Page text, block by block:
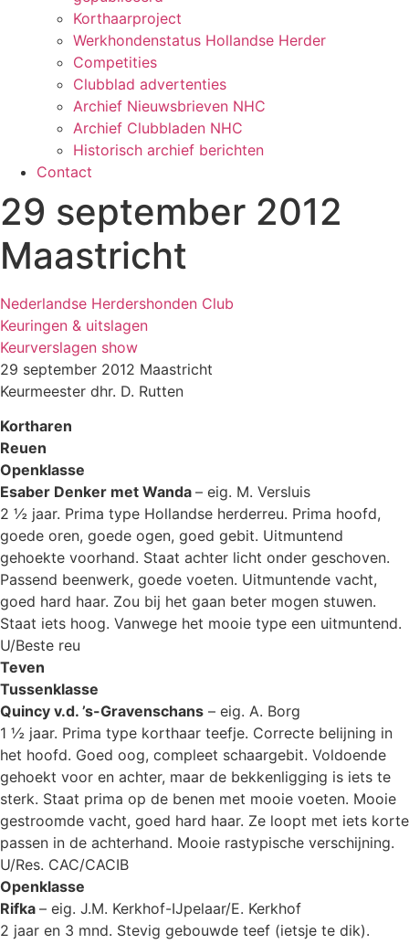
Korthaarproject
Werkhondenstatus Hollandse Herder
Competities
Clubblad advertenties
Archief Nieuwsbrieven NHC
Archief Clubbladen NHC
Historisch archief berichten
Contact
29 september 2012
Maastricht
Nederlandse Herdershonden Club
Keuringen & uitslagen
Keurverslagen show
29 september 2012 Maastricht
Keurmeester dhr. D. Rutten
Kortharen
Reuen
Openklasse
Esaber Denker met Wanda – eig. M. Versluis
2 ½ jaar. Prima type Hollandse herderreu. Prima hoofd,
goede oren, goede ogen, goed gebit. Uitmuntend
gehoekte voorhand. Staat achter licht onder geschoven.
Passend beenwerk, goede voeten. Uitmuntende vacht,
goed hard haar. Zou bij het gaan beter mogen stuwen.
Staat iets hoog. Vanwege het mooie type een uitmuntend.
U/Beste reu
Teven
Tussenklasse
Quincy v.d. ’s-Gravenschans – eig. A. Borg
1 ½ jaar. Prima type korthaar teefje. Correcte belijning in
het hoofd. Goed oog, compleet schaargebit. Voldoende
gehoekt voor en achter, maar de bekkenligging is iets te
sterk. Staat prima op de benen met mooie voeten. Mooie
gestroomde vacht, goed hard haar. Ze loopt met iets korte
passen in de achterhand. Mooie rastypische verschijning.
U/Res. CAC/CACIB
Openklasse
Rifka – eig. J.M. Kerkhof-IJpelaar/E. Kerkhof
2 jaar en 3 mnd. Stevig gebouwde teef (ietsje te dik).